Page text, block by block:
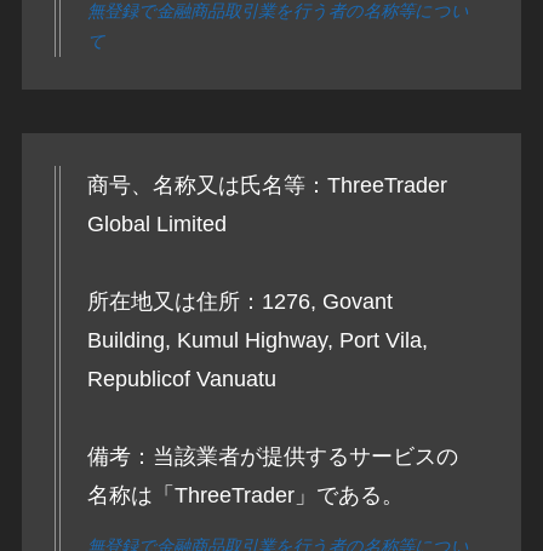
無登録で金融商品取引業を行う者の名称等につい
て
商号、名称又は氏名等：ThreeTrader
Global Limited
所在地又は住所：1276, Govant
Building, Kumul Highway, Port Vila,
Republicof Vanuatu
備考：当該業者が提供するサービスの
名称は「ThreeTrader」である。
無登録で金融商品取引業を行う者の名称等につい